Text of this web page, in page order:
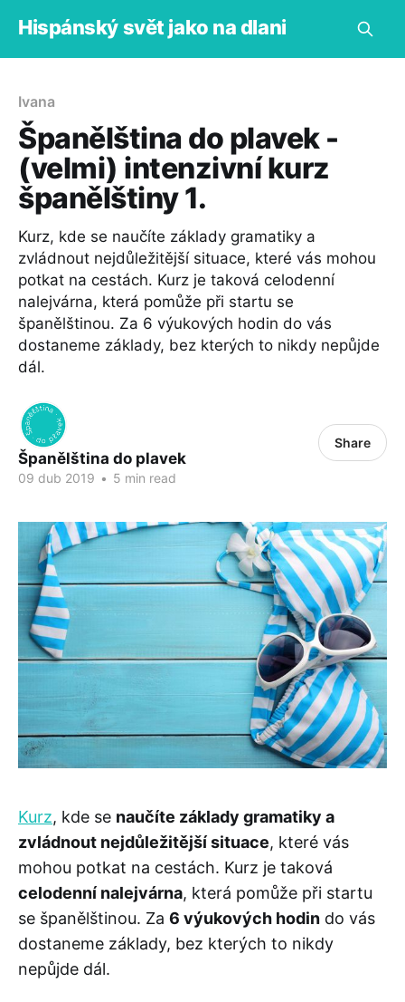
Hispánský svět jako na dlani
Ivana
Španělština do plavek -
(velmi) intenzivní kurz
španělštiny 1.
Kurz, kde se naučíte základy gramatiky a
zvládnout nejdůležitější situace, které vás mohou
potkat na cestách. Kurz je taková celodenní
nalejvárna, která pomůže při startu se
španělštinou. Za 6 výukových hodin do vás
dostaneme základy, bez kterých to nikdy nepůjde
dál.
Španělština do plavek
09 dub 2019 • 5 min read
Share
Kurz, kde se naučíte základy gramatiky a
zvládnout nejdůležitější situace, které vás
mohou potkat na cestách. Kurz je taková
celodenní nalejvárna, která pomůže při startu
se španělštinou. Za 6 výukových hodin do vás
dostaneme základy, bez kterých to nikdy
nepůjde dál.